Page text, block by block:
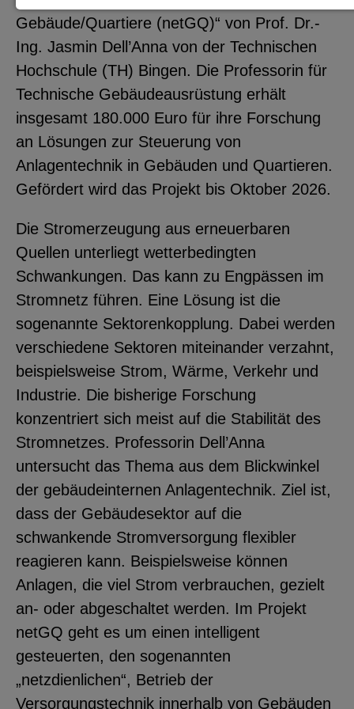
Gebäude/Quartiere (netGQ)“ von Prof. Dr.-
Ing. Jasmin Dell’Anna von der Technischen
Hochschule (TH) Bingen. Die Professorin für
Technische Gebäudeausrüstung erhält
insgesamt 180.000 Euro für ihre Forschung
an Lösungen zur Steuerung von
Anlagentechnik in Gebäuden und Quartieren.
Gefördert wird das Projekt bis Oktober 2026.
Die Stromerzeugung aus erneuerbaren
Quellen unterliegt wetterbedingten
Schwankungen. Das kann zu Engpässen im
Stromnetz führen. Eine Lösung ist die
sogenannte Sektorenkopplung. Dabei werden
verschiedene Sektoren miteinander verzahnt,
beispielsweise Strom, Wärme, Verkehr und
Industrie. Die bisherige Forschung
konzentriert sich meist auf die Stabilität des
Stromnetzes. Professorin Dell’Anna
untersucht das Thema aus dem Blickwinkel
der gebäudeinternen Anlagentechnik. Ziel ist,
dass der Gebäudesektor auf die
schwankende Stromversorgung flexibler
reagieren kann. Beispielsweise können
Anlagen, die viel Strom verbrauchen, gezielt
an- oder abgeschaltet werden. Im Projekt
netGQ geht es um einen intelligent
gesteuerten, den sogenannten
„netzdienlichen“, Betrieb der
Versorgungstechnik innerhalb von Gebäuden
Notwendige Cookies zur Session-
Verwaltung und für die generelle
Funktionalität der Seite (immer
notwendig).
EXTERNE MEDIEN
Benutzerdaten durch
Drittanbieter, bspw. über das
Einbinden externer Videos,
Standortdaten oder
Stellenanzeigen.
YouTube
ChatBot